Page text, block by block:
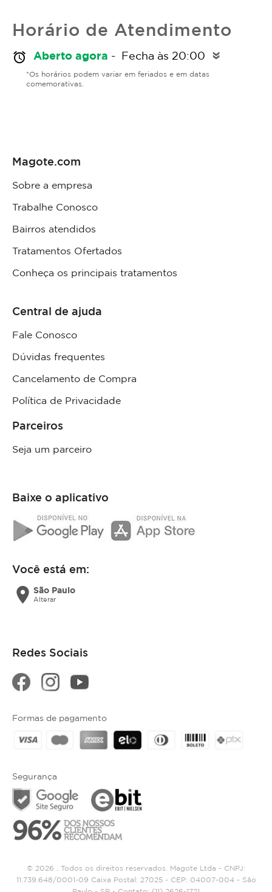
Horário de Atendimento
alarm Aberto agora - Fecha às 20:00 double_arrow
*Os horários podem variar em feriados e em datas
comemorativas.
Magote.com
Sobre a empresa
Trabalhe Conosco
Bairros atendidos
Tratamentos Ofertados
Conheça os principais tratamentos
Central de ajuda
Fale Conosco
Dúvidas frequentes
Cancelamento de Compra
Política de Privacidade
Parceiros
Seja um parceiro
Baixe o aplicativo
Você está em:
location_on São Paulo
Alterar
Redes Sociais
Segurança
Formas de pagamento
© 2026 . Todos os direitos reservados. Magote Ltda - CNPJ:
11.739.648/0001-09 Caixa Postal: 27025 - CEP: 04007-004 - São